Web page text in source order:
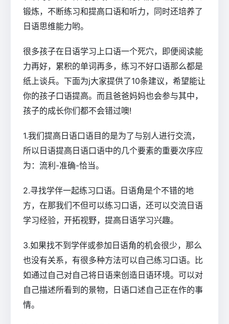
锻炼，不断练习和提高口语和听力，同时还培养了
日语思维能力哟。
很多孩子在日语学习上口语一个死穴，即便阅读能
力再好，累积的单词再多，练习不好口语那么都是
纸上谈兵。下面为j大家提供了10条建议，希望能让
你的孩子口语提高。而且爸爸妈妈也会参与其中，
孩子的成长你们都不会错过噢!
1.我们提高日语口语目的是为了与别人进行交流，
所以日语提高日语口语中的几个要素的重要次序应
为：流利-准确-恰当。
2.寻找学伴一起练习口语。日语角是个不错的地
方，在那我们不但可以练习口语，还可以交流日语
学习经验，开拓视野，提高日语学习兴趣。
3.如果找不到学伴或参加日语角的机会很少，那么
也没有关系，有很多种方法可以自己练习口语。比
如通过自己对自己将日语来创造日语环境。可以对
自己描述所看到的景物，日语口述自己正在作的事
情。